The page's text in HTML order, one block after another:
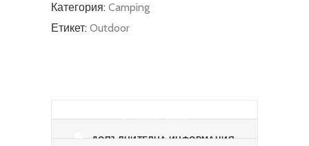
Категория: Camping
Етикет: Outdoor
ДОПЪЛНИТЕЛНА ИНФОРМАЦИЯ